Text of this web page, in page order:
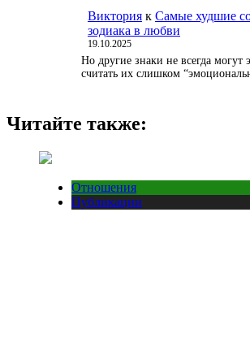
Виктория к Самые худшие
зодиака в любви
19.10.2025
Но другие знаки не всегда могут
считать их слишком
Читайте также:
Отношения
Публикации